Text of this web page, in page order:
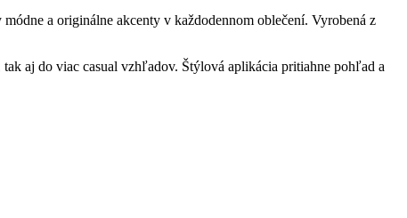
a originálne akcenty v každodennom oblečení. Vyrobená z
aj do viac casual vzhľadov. Štýlová aplikácia pritiahne pohľad a